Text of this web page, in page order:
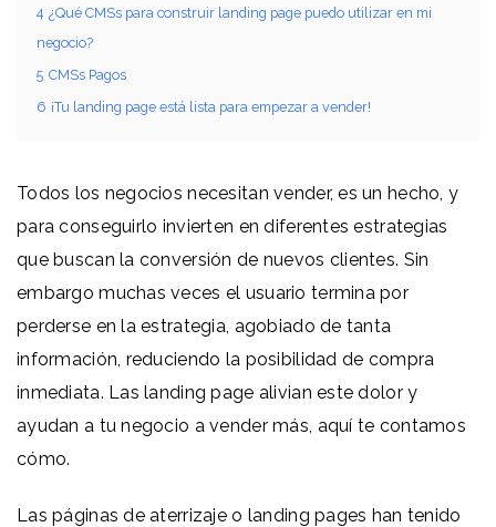
4 ¿Qué CMSs para construir landing page puedo utilizar en mi
negocio?
5 CMSs Pagos
6 ¡Tu landing page está lista para empezar a vender!
Todos los negocios necesitan vender, es un hecho, y
para conseguirlo invierten en diferentes estrategias
que buscan la conversión de nuevos clientes. Sin
embargo muchas veces el usuario termina por
perderse en la estrategia, agobiado de tanta
información, reduciendo la posibilidad de compra
inmediata. Las landing page alivian este dolor y
ayudan a tu negocio a vender más, aquí te contamos
cómo.
Las páginas de aterrizaje o landing pages han tenido